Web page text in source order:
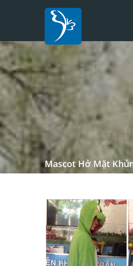
Mascot Hở Mặt